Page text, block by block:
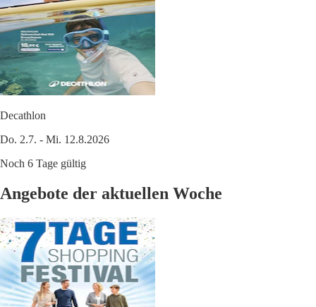
Decathlon
Do. 2.7. - Mi. 12.8.2026
Noch 6 Tage gültig
Angebote der aktuellen Woche